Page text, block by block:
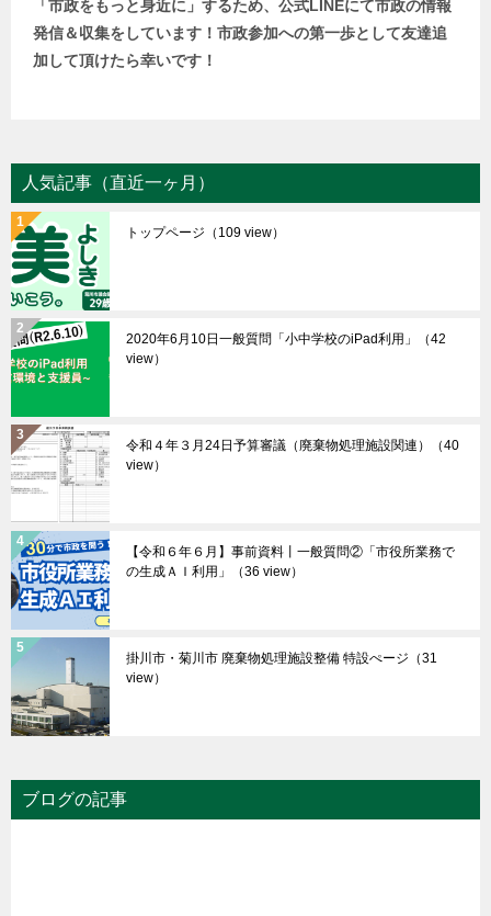
「市政をもっと身近に」するため、公式LINEにて市政の情報
発信＆収集をしています！市政参加への第一歩として友達追
加して頂けたら幸いです！
人気記事（直近一ヶ月）
トップページ （109 view）
2020年6月10日一般質問「小中学校のiPad利用」
（42
view）
令和４年３月24日予算審議（廃棄物処理施設関連）
（40
view）
【令和６年６月】事前資料丨一般質問②「市役所業務で
の生成ＡＩ利用」
（36 view）
掛川市・菊川市 廃棄物処理施設整備 特設ぺージ （31
view）
ブログの記事